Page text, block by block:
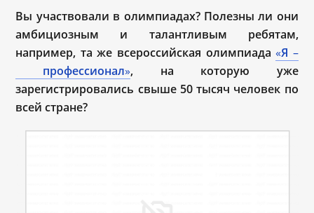
Вы участвовали в олимпиадах? Полезны ли они
амбициозным и талантливым ребятам,
например, та же всероссийская олимпиада «Я –
профессионал», на которую уже
зарегистрировались свыше 50 тысяч человек по
всей стране?